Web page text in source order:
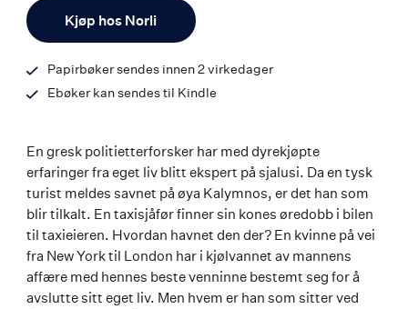
Kjøp hos Norli
9788203392436
Papirbøker sendes innen 2 virkedager
Ebøker kan sendes til Kindle
En gresk politietterforsker har med dyrekjøpte
erfaringer fra eget liv blitt ekspert på sjalusi. Da en tysk
turist meldes savnet på øya Kalymnos, er det han som
blir tilkalt. En taxisjåfør finner sin kones øredobb i bilen
til taxieieren. Hvordan havnet den der? En kvinne på vei
fra New York til London har i kjølvannet av mannens
affære med hennes beste venninne bestemt seg for å
avslutte sitt eget liv. Men hvem er han som sitter ved